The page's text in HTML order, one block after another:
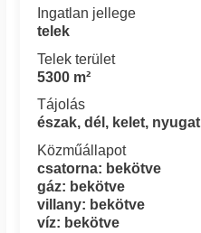
Ingatlan jellege
telek
Telek terület
5300 m²
Tájolás
észak, dél, kelet, nyugat
Közműállapot
csatorna: bekötve
gáz: bekötve
villany: bekötve
víz: bekötve